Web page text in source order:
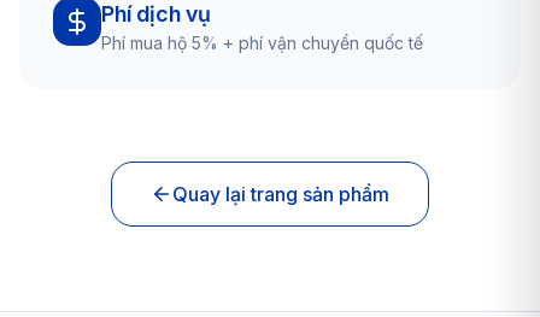
Phí dịch vụ
Phí mua hộ 5% + phí vận chuyển quốc tế
Quay lại trang sản phẩm